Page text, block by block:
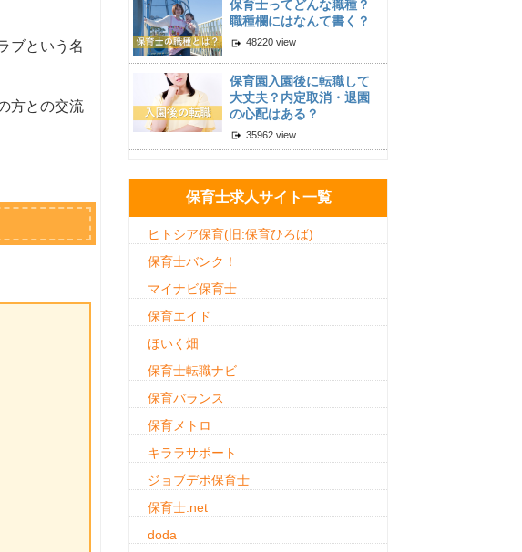
ブという名
方との交流
保育士ってどんな職種？
職種欄にはなんて書く？
48220 view
保育園入園後に転職して
大丈夫？内定取消・退園
の心配はある？
35962 view
保育士求人サイト一覧
ヒトシア保育(旧:保育ひろば)
保育士バンク！
マイナビ保育士
保育エイド
ほいく畑
保育士転職ナビ
保育バランス
保育メトロ
キララサポート
ジョブデポ保育士
保育士.net
doda